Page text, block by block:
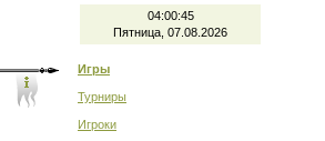
04:00:45
Пятница, 07.08.2026
Игры
Турниры
Игроки